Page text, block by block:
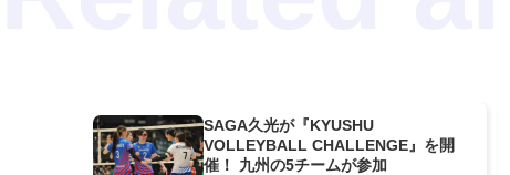
SAGA久光が『KYUSHU
VOLLEYBALL CHALLENGE』を開
催！ 九州の5チームが参加